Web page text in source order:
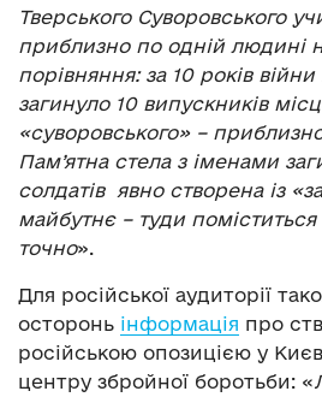
Тверського Суворовського
приблизно по одній людині
порівняння: за 10 років
загинуло 10 випускників
«суворовського» –
Пам’ятна стела з іменами
солдатів явно створена із
майбутнє – туди
точно».
Для російської аудиторії
осторонь інформація про
російською опозицією у
центру збройної боротьби: «